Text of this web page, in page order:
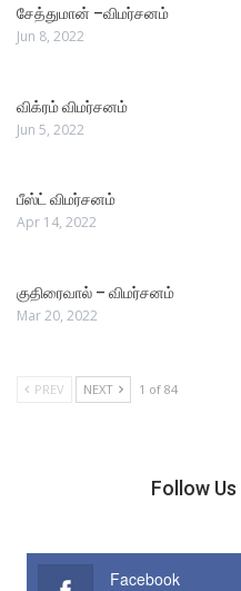
சேத்துமான் –விமர்சனம்
Jun 8, 2022
விக்ரம் விமர்சனம்
Jun 5, 2022
பீஸ்ட் விமர்சனம்
Apr 14, 2022
குதிரைவால் – விமர்சனம்
Mar 20, 2022
PREV NEXT 1 of 84
Follow Us
Facebook